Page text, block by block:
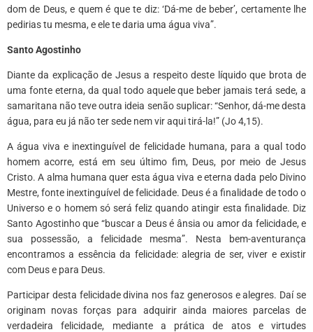
dom de Deus, e quem é que te diz: ‘Dá-me de beber’, certamente lhe
pedirias tu mesma, e ele te daria uma água viva”.
Santo Agostinho
Diante da explicação de Jesus a respeito deste líquido que brota de
uma fonte eterna, da qual todo aquele que beber jamais terá sede, a
samaritana não teve outra ideia senão suplicar: “Senhor, dá-me desta
água, para eu já não ter sede nem vir aqui tirá-la!” (Jo 4,15).
A água viva e inextinguível de felicidade humana, para a qual todo
homem acorre, está em seu último fim, Deus, por meio de Jesus
Cristo. A alma humana quer esta água viva e eterna dada pelo Divino
Mestre, fonte inextinguível de felicidade. Deus é a finalidade de todo o
Universo e o homem só será feliz quando atingir esta finalidade. Diz
Santo Agostinho que “buscar a Deus é ânsia ou amor da felicidade, e
sua possessão, a felicidade mesma”. Nesta bem-aventurança
encontramos a essência da felicidade: alegria de ser, viver e existir
com Deus e para Deus.
Participar desta felicidade divina nos faz generosos e alegres. Daí se
originam novas forças para adquirir ainda maiores parcelas de
verdadeira felicidade, mediante a prática de atos e virtudes